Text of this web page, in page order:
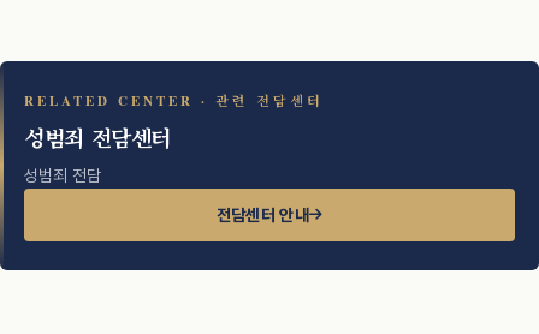
RELATED CENTER · 관련 전담센터
성범죄 전담센터
성범죄 전담
전담센터 안내